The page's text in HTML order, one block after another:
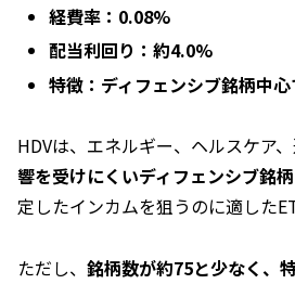
経費率：0.08%
配当利回り：約4.0%
特徴：ディフェンシブ銘柄中
HDVは、エネルギー、ヘルスケア
響を受けにくいディフェンシブ銘柄
定したインカムを狙うのに適した
ただし、 銘柄数が約75と少なく、